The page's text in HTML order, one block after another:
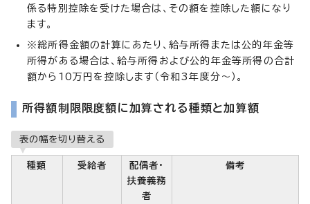
係る特別控除を受けた場合は、その額を控除した額になり
ます。
※総所得金額の計算にあたり、給与所得または公的年金等
所得がある場合は、給与所得および公的年金等所得の合計
額から10万円を控除します（令和3年度分～）。
所得額制限限度額に加算される種類と加算額
表の幅を切り替える
種類 受給者
配偶者・
扶養義務
者
備考